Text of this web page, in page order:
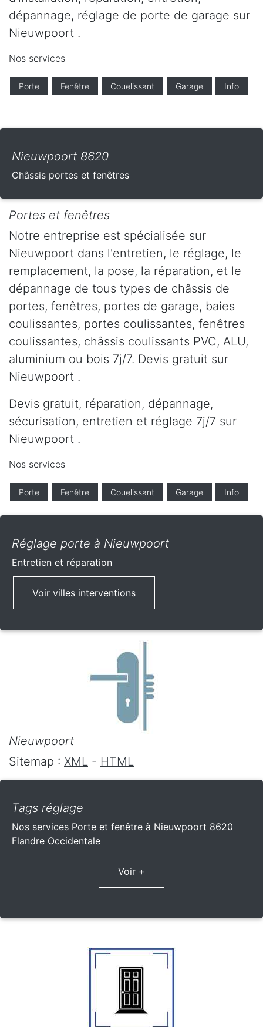
dépannage, réglage de porte de garage sur
Nieuwpoort .
Nos services
Porte Fenêtre Couelissant Garage Info
Nieuwpoort 8620
Châssis portes et fenêtres
Portes et fenêtres
Notre entreprise est spécialisée sur
Nieuwpoort dans l'entretien, le réglage, le
remplacement, la pose, la réparation, et le
dépannage de tous types de châssis de
portes, fenêtres, portes de garage, baies
coulissantes, portes coulissantes, fenêtres
coulissantes, châssis coulissants PVC, ALU,
aluminium ou bois 7j/7. Devis gratuit sur
Nieuwpoort .
Devis gratuit, réparation, dépannage,
sécurisation, entretien et réglage 7j/7 sur
Nieuwpoort .
Nos services
Porte Fenêtre Couelissant Garage Info
Réglage porte à Nieuwpoort
Entretien et réparation
Voir villes interventions
Nieuwpoort
Sitemap : XML - HTML
Tags réglage
Nos services Porte et fenêtre à Nieuwpoort 8620
Flandre Occidentale
Voir +